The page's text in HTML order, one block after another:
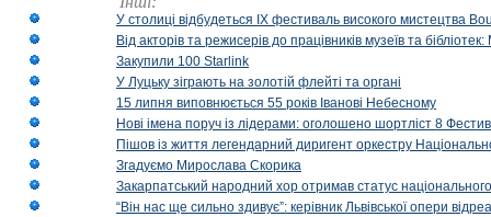
У столиці відбудеться IX фестиваль високого мистецтва
Від акторів та режисерів до працівників музеїв та
Закупили 100 Starlink
У Луцьку зіграють на золотій флейті та органі
15 липня виповнюється 55 років Іванові Небесному
Нові імена поруч із лідерами: оголошено шортліст 8
Пішов із життя легендарний диригент оркестру
Згадуємо Мирослава Скорика
Закарпатський народний хор отримав статус національного
“Він нас ще сильно здивує”: керівник Львівської опери